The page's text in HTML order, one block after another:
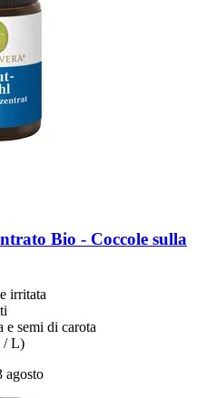
Bio -​ Coccole sulla
irritata
e semi di carota
/ L)
agosto